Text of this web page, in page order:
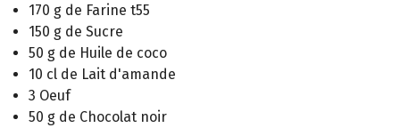
170 g de Farine t55
150 g de Sucre
50 g de Huile de coco
10 cl de Lait d'amande
3 Oeuf
50 g de Chocolat noir